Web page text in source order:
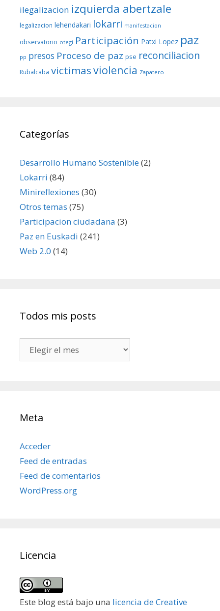
ilegalizacion izquierda abertzale
legalizacion lehendakari lokarri manifestacion
observatorio otegi Participación Patxi Lopez paz
pp presos Proceso de paz pse reconciliacion
Rubalcaba victimasviolencia Zapatero
Categorías
Desarrollo Humano Sostenible(2)
Lokarri (84)
Minireflexiones (30)
Otros temas (75)
Participacion ciudadana (3)
Paz en Euskadi (241)
Web 2.0 (14)
Todos mis posts
mis
Meta
Acceder
Feed de entradas
Feed de comentarios
WordPress.org
Licencia
Este blog está bajo una licencia de Creative